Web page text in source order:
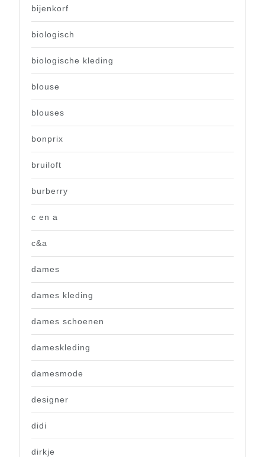
bijenkorf
biologisch
biologische kleding
blouse
blouses
bonprix
bruiloft
burberry
c en a
c&a
dames
dames kleding
dames schoenen
dameskleding
damesmode
designer
didi
dirkje